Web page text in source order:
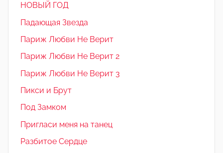
НОВЫЙ ГОД
Падающая Звезда
Париж Любви Не Верит
Париж Любви Не Верит 2
Париж Любви Не Верит 3
Пикси и Брут
Под Замком
Пригласи меня на танец
Разбитое Сердце